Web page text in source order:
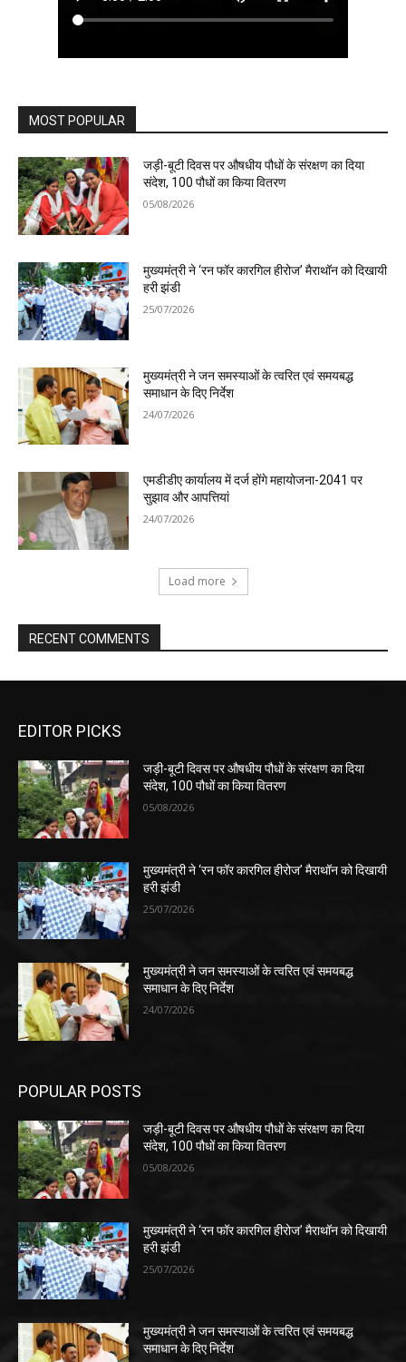
MOST POPULAR
जड़ी-बूटी दिवस पर औषधीय पौधों के संरक्षण का दिया
संदेश, 100 पौधों का किया वितरण
05/08/2026
मुख्यमंत्री ने ‘रन फॉर कारगिल हीरोज’ मैराथॉन को दिखायी
हरी झंडी
25/07/2026
मुख्यमंत्री ने जन समस्याओं के त्वरित एवं समयबद्ध
समाधान के दिए निर्देश
24/07/2026
एमडीडीए कार्यालय में दर्ज होंगे महायोजना-2041 पर
सुझाव और आपत्तियां
24/07/2026
Load more
RECENT COMMENTS
EDITOR PICKS
जड़ी-बूटी दिवस पर औषधीय पौधों के संरक्षण का दिया
संदेश, 100 पौधों का किया वितरण
05/08/2026
मुख्यमंत्री ने ‘रन फॉर कारगिल हीरोज’ मैराथॉन को दिखायी
हरी झंडी
25/07/2026
मुख्यमंत्री ने जन समस्याओं के त्वरित एवं समयबद्ध
समाधान के दिए निर्देश
24/07/2026
POPULAR POSTS
जड़ी-बूटी दिवस पर औषधीय पौधों के संरक्षण का दिया
संदेश, 100 पौधों का किया वितरण
05/08/2026
मुख्यमंत्री ने ‘रन फॉर कारगिल हीरोज’ मैराथॉन को दिखायी
हरी झंडी
25/07/2026
मुख्यमंत्री ने जन समस्याओं के त्वरित एवं समयबद्ध
समाधान के दिए निर्देश